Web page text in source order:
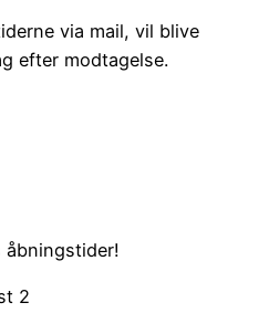
via mail, vil blive
efter modtagelse.
åbningstider!
2